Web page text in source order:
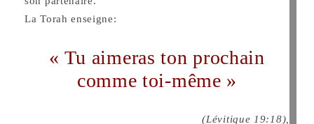
La Torah enseigne:
« Tu aimeras ton prochain
comme toi-même »
(Lévitique 19:18),